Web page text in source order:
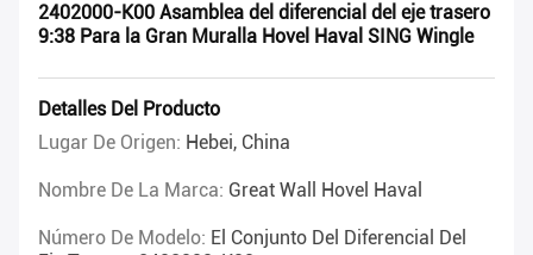
2402000-K00 Asamblea del diferencial del eje trasero
9:38 Para la Gran Muralla Hovel Haval SING Wingle
Detalles Del Producto
Lugar De Origen: Hebei, China
Nombre De La Marca: Great Wall Hovel Haval
Número De Modelo: El Conjunto Del Diferencial Del